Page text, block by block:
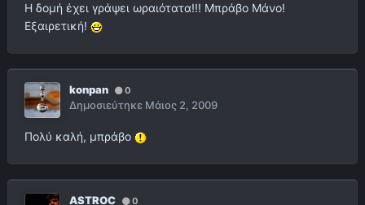
Η δομή έχει γράψει ωραιότατα!!! Μπράβο Μάνο!
Εξαιρετική!
konpan 0
Δημοσιεύτηκε Μάιος 2, 2009
Πολύ καλή, μπράβο
ASTROC 0